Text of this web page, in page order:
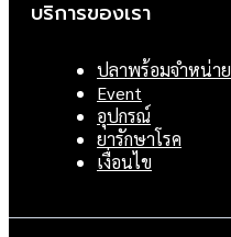
บริการของเรา
ปลาพร้อมจำหน่าย
Event
อุปกรณ์
ยารักษาโรค
เงื่อนไข